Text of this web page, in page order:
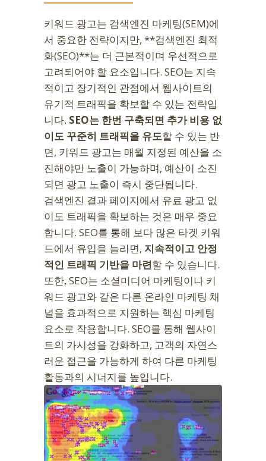
키워드 광고는 검색엔진 마케팅(SEM)에
서 중요한 전략이지만, **검색엔진 최적
화(SEO)**는 더 근본적이며 우선적으로
고려되어야 할 요소입니다. SEO는 지속
적이고 장기적인 관점에서 웹사이트의
유기적 트래픽을 확보할 수 있는 전략입
니다. SEO는 한번 구축되면 추가 비용 없
이도 꾸준히 트래픽을 유도할 수 있는 반
면, 키워드 광고는 매월 지정된 예산을 소
진해야만 노출이 가능하며, 예산이 소진
되면 광고 노출이 즉시 중단됩니다.
검색엔진 결과 페이지에서 유료 광고 없
이도 트래픽을 확보하는 것은 매우 중요
합니다. SEO를 통해 보다 많은 타겟 키워
드에서 유입을 늘리면, 지속적이고 안정
적인 트래픽 기반을 마련할 수 있습니다.
또한, SEO는 소셜미디어 마케팅이나 키
워드 광고와 같은 다른 온라인 마케팅 채
널을 효과적으로 지원하는 핵심 마케팅
요소로 작용합니다. SEO를 통해 웹사이
트의 가시성을 강화하고, 고객의 자연스
러운 접근을 가능하게 하여 다른 마케팅
활동과의 시너지를 높입니다.